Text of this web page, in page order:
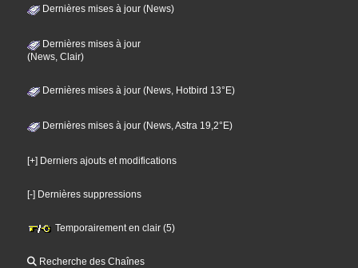
Dernières mises à jour (News)
Dernières mises à jour
(News, Clair)
Dernières mises à jour (News, Hotbird 13°E)
Dernières mises à jour (News, Astra 19,2°E)
[+] Derniers ajouts et modifications
[-] Dernières suppressions
Temporairement en clair (5)
Recherche des Chaînes